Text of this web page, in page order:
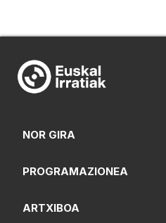
NOR GIRA
PROGRAMAZIONEA
ARTXIBOA